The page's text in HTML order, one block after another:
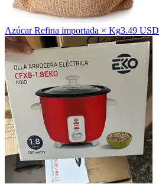
Azúcar Refina importada × Kg3.49 USD